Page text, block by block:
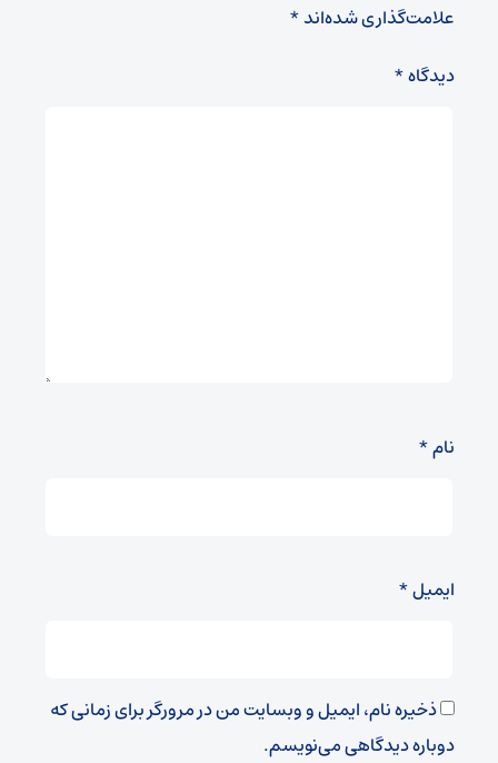
علامت‌گذاری شده‌اند*
دیدگاه*
نام*
ایمیل*
ذخیره نام، ایمیل و وبسایت من در مرورگر برای زمانی که
دوباره دیدگاهی می‌نویسم.